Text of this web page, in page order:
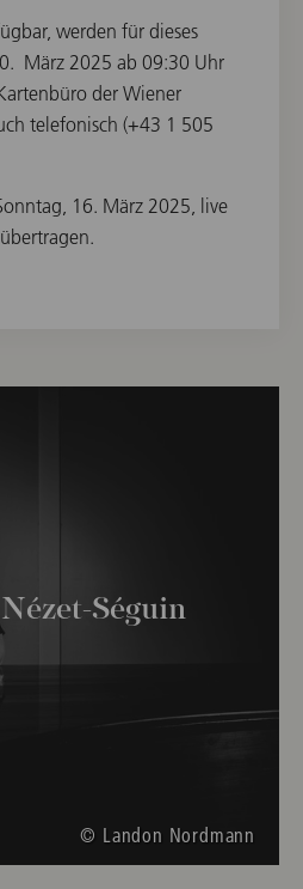
werden für dieses
März 2025 ab 09:30 Uhr
der Wiener
telefonisch (+43 1 505
16. März 2025, live
übertragen.
© Landon Nordmann
Séguin